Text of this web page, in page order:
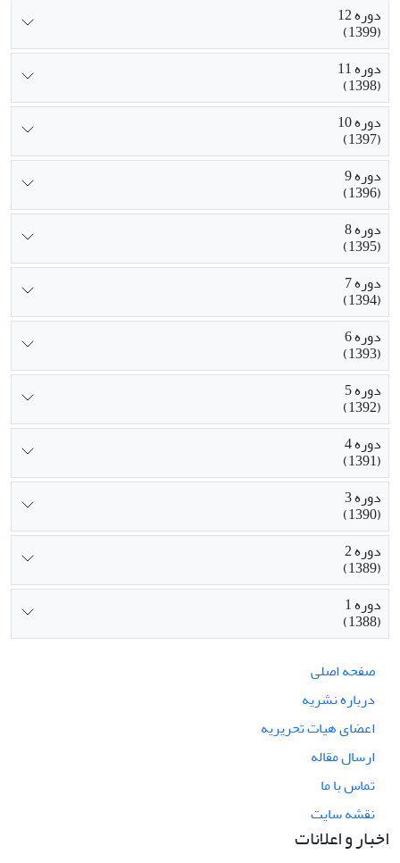
دوره 12
(1399)
دوره 11
(1398)
دوره 10
(1397)
دوره 9
(1396)
دوره 8
(1395)
دوره 7
(1394)
دوره 6
(1393)
دوره 5
(1392)
دوره 4
(1391)
دوره 3
(1390)
دوره 2
(1389)
دوره 1
(1388)
صفحه اصلی
درباره نشریه
اعضای هیات تحریریه
ارسال مقاله
تماس با ما
نقشه سایت
اخبار و اعلانات